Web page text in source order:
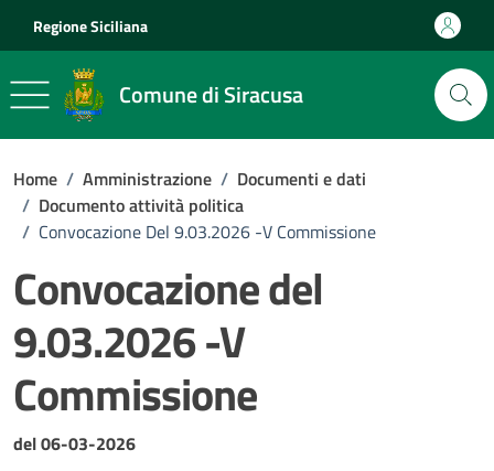
Regione Siciliana
Comune di Siracusa
Home / Amministrazione / Documenti e dati
/ Documento attività politica
/ Convocazione Del 9.03.2026 -V Commissione
Convocazione del
9.03.2026 -V
Commissione
Dettagli del documento
del 06-03-2026